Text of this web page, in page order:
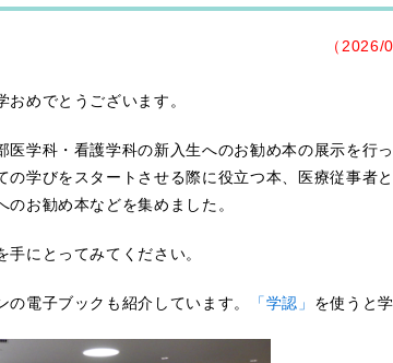
（
めでとうございます。
医学科・看護学科の新入生へのお勧め本の展示を行っ
の学びをスタートさせる際に役立つ本、医療従事者
お勧め本などを集めました。
手にとってみてください。
の電子ブックも紹介しています。 「学認」 を使うと